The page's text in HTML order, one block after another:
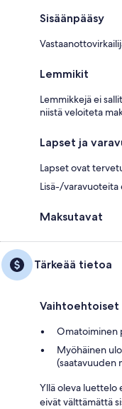
Sisäänpääsy
Lemmikit
Lemmikkejä ei
niistä veloiteta
Lapset ja
Lapset ovat
Lisä-/varavuoteita
Maksutavat
Tärkeää tietoa
Vaihtoehtoiset
Omatoiminen
Myöhäinen
(saatavuuden
Yllä oleva luettelo
eivät välttämättä